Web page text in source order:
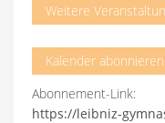
Weitere
Kalender abonnieren
Abonnement-Link:
https://leibniz-